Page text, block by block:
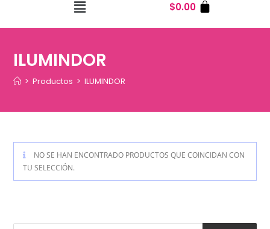
$0.00
ILUMINDOR
> Productos > ILUMINDOR
NO SE HAN ENCONTRADO PRODUCTOS QUE COINCIDAN CON
TU SELECCIÓN.